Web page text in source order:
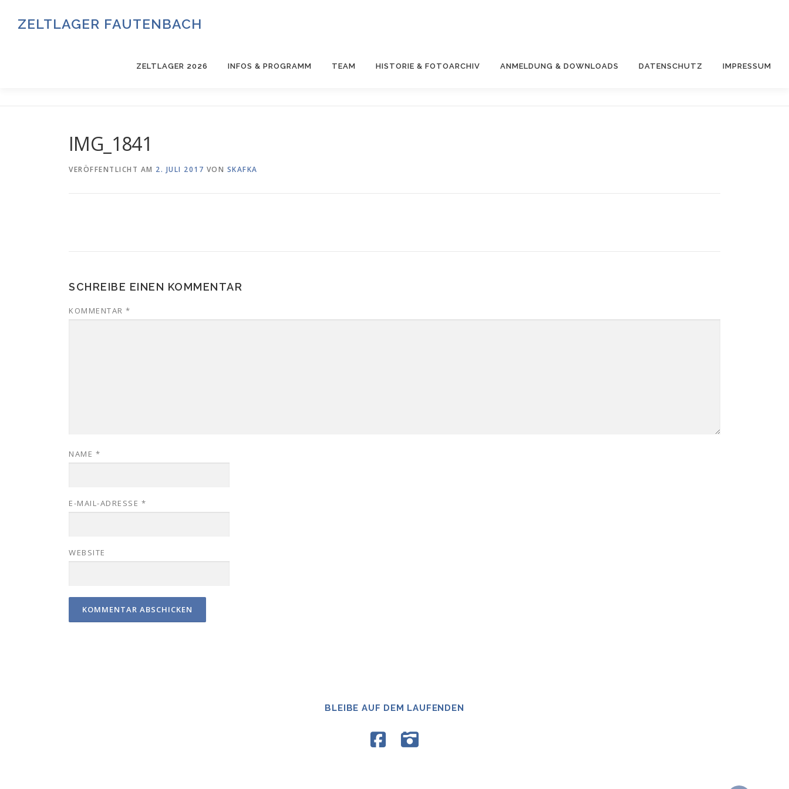
InhaltZELTLAGER FAUTENBACH
ZELTLAGER 2026 INFOS & PROGRAMM TEAM HISTORIE & FOTOARCHIV ANMELDUNG & DOWNLOADS DATENSCHUTZ IMPRESSUM
IMG_1841
VERÖFFENTLICHT AM 2. JULI 2017 VON SKAFKA
SCHREIBE EINEN KOMMENTAR
KOMMENTAR *
NAME *
E-MAIL-ADRESSE *
WEBSITE
BLEIBE AUF DEM LAUFENDEN